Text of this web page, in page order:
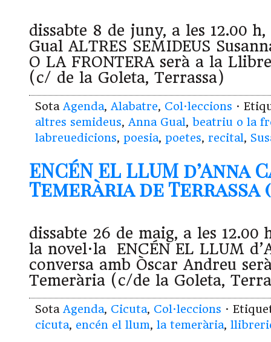
dissabte 8 de juny, a les 12.00
Gual ALTRES SEMIDEUS
O LA FRONTERA serà a la
(c/ de la Goleta, Terrassa)
Sota Agenda, Alabatre, Col·leccions ·
altres semideus, Anna Gual, beatriu o la
labreuedicions, poesia, poetes, recital,
ENCÉN EL LLUM
Temerària de Terrassa
dissabte 26 de maig, a les 12.00
la novel·la ENCÉN EL LLUM
conversa amb Òscar Andreu
Temerària (c/de la Goleta,
Sota Agenda, Cicuta, Col·leccions ·
cicuta, encén el llum, la temerària,